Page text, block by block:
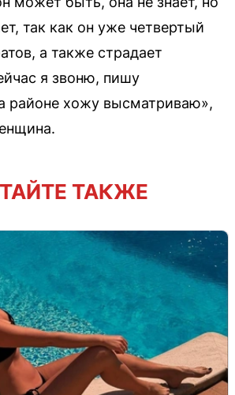
так как он уже четвертый
а также страдает
я звоню, пишу
районе хожу высматриваю»,
ТАКЖЕ